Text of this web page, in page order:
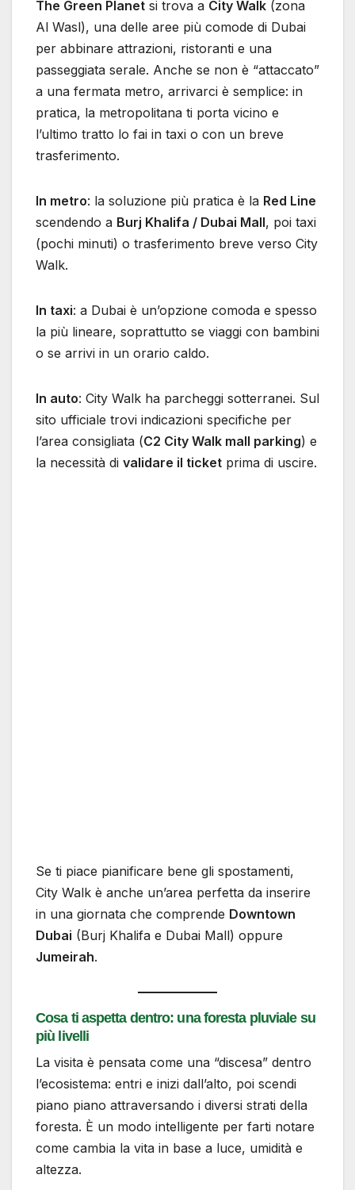
The Green Planet si trova a City Walk (zona
Al Wasl), una delle aree più comode di Dubai
per abbinare attrazioni, ristoranti e una
passeggiata serale. Anche se non è “attaccato”
a una fermata metro, arrivarci è semplice: in
pratica, la metropolitana ti porta vicino e
l’ultimo tratto lo fai in taxi o con un breve
trasferimento.
In metro: la soluzione più pratica è la Red Line
scendendo a Burj Khalifa / Dubai Mall, poi taxi
(pochi minuti) o trasferimento breve verso City
Walk.
In taxi: a Dubai è un’opzione comoda e spesso
la più lineare, soprattutto se viaggi con bambini
o se arrivi in un orario caldo.
In auto: City Walk ha parcheggi sotterranei. Sul
sito ufficiale trovi indicazioni specifiche per
l’area consigliata (C2 City Walk mall parking) e
la necessità di validare il ticket prima di uscire.
Se ti piace pianificare bene gli spostamenti,
City Walk è anche un’area perfetta da inserire
in una giornata che comprende Downtown
Dubai (Burj Khalifa e Dubai Mall) oppure
Jumeirah.
Cosa ti aspetta dentro: una foresta pluviale su
più livelli
La visita è pensata come una “discesa” dentro
l’ecosistema: entri e inizi dall’alto, poi scendi
piano piano attraversando i diversi strati della
foresta. È un modo intelligente per farti notare
come cambia la vita in base a luce, umidità e
altezza.